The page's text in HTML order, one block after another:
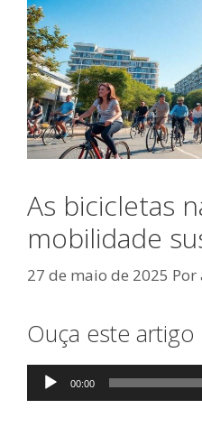
As bicicletas
mobilidade
27 de maio de 2025 Por
Ouça este artigo
Tocador
de
00:00